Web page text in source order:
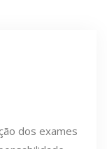
dos exames